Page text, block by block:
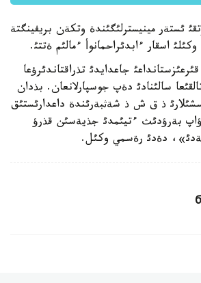
ئستةر مينيسترلئگئندة وتكةن بريفينگتة
اسقار ءابدئراحمانوأ ءمالئم ةتتئ.
جاعدايدئ تذراقتاندئرؤعا
سالئنادئ دةپ جوسپارلانعان. بذدان
ذ ق ش ذ شةثبةرئندة داعدارئستئق
بةرؤدئث ءتيئمدئ جذيةسئن قذرؤ
دةدئ رةسمي وكئل.